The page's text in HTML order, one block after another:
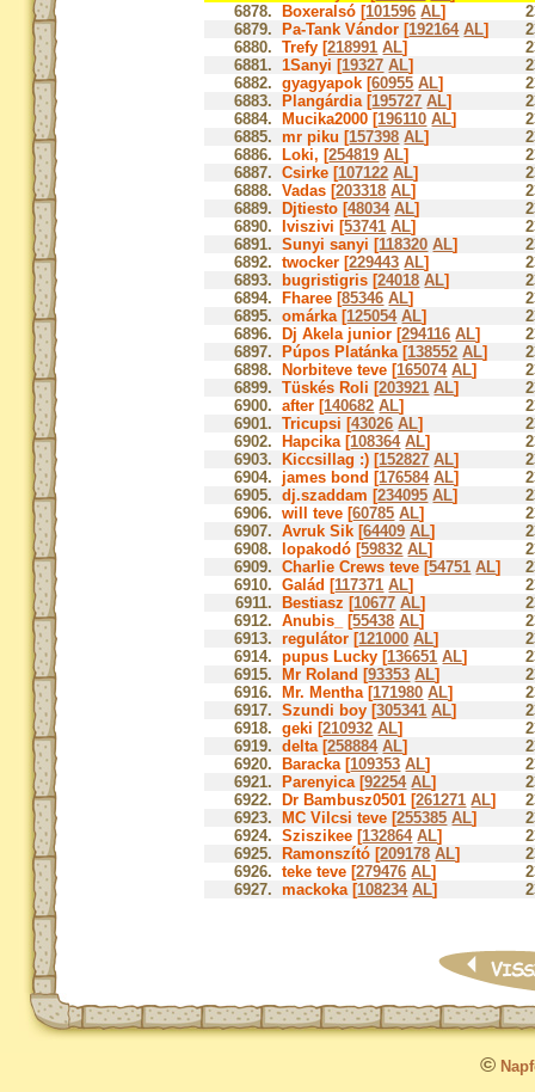
6878. Boxeralsó [101596 AL]
6879. Pa-Tank Vándor [192164 AL]
6880.Trefy [218991 AL]
6881.1Sanyi [19327 AL]
6882.gyagyapok [60955 AL]
6883. Plangárdia [195727 AL]
6884. Mucika2000 [196110 AL]
6885.mr piku [157398 AL]
6886. Loki, [254819 AL]
6887.Csirke [107122 AL]
6888.Vadas [203318 AL]
6889. Djtiesto [48034 AL]
6890.
Iviszivi [53741 AL]
6891.Sunyi sanyi [118320 AL]
6892.twocker [229443 AL]
6893. bugristigris [24018 AL]
6894. Fharee [85346 AL]
6895.omárka [125054 AL]
6896. Dj Akela junior [294116 AL]
6897. Púpos Platánka [138552 AL]
6898. Norbiteve teve [165074 AL]
6899.Tüskés Roli [203921 AL]
6900.after [140682 AL]
6901.Tricupsi [43026 AL]
6902. Hapcika [108364 AL]
6903. Kiccsillag :) [152827 AL]
6904. james bond [176584 AL]
6905.dj.szaddam [234095 AL]
6906.will teve [60785 AL]
6907.Avruk Sik [64409 AL]
6908.
lopakodó [59832 AL]
6909.Charlie Crews teve [54751 AL]
6910.Galád [117371 AL]
6911. Bestiasz [10677 AL]
6912.Anubis_ [55438 AL]
6913.regulátor [121000 AL]
6914.pupus Lucky [136651 AL]
6915. Mr Roland [93353 AL]
6916. Mr. Mentha [171980 AL]
6917.Szundi boy [305341 AL]
6918.geki [210932 AL]
6919.delta [258884 AL]
6920. Baracka [109353 AL]
6921. Parenyica [92254 AL]
6922. Dr Bambusz0501 [261271 AL]
6923. MC Vilcsi teve [255385 AL]
6924.Sziszikee [132864 AL]
6925. Ramonszító [209178 AL]
6926.teke teve [279476 AL]
6927.mackoka [108234 AL]
©